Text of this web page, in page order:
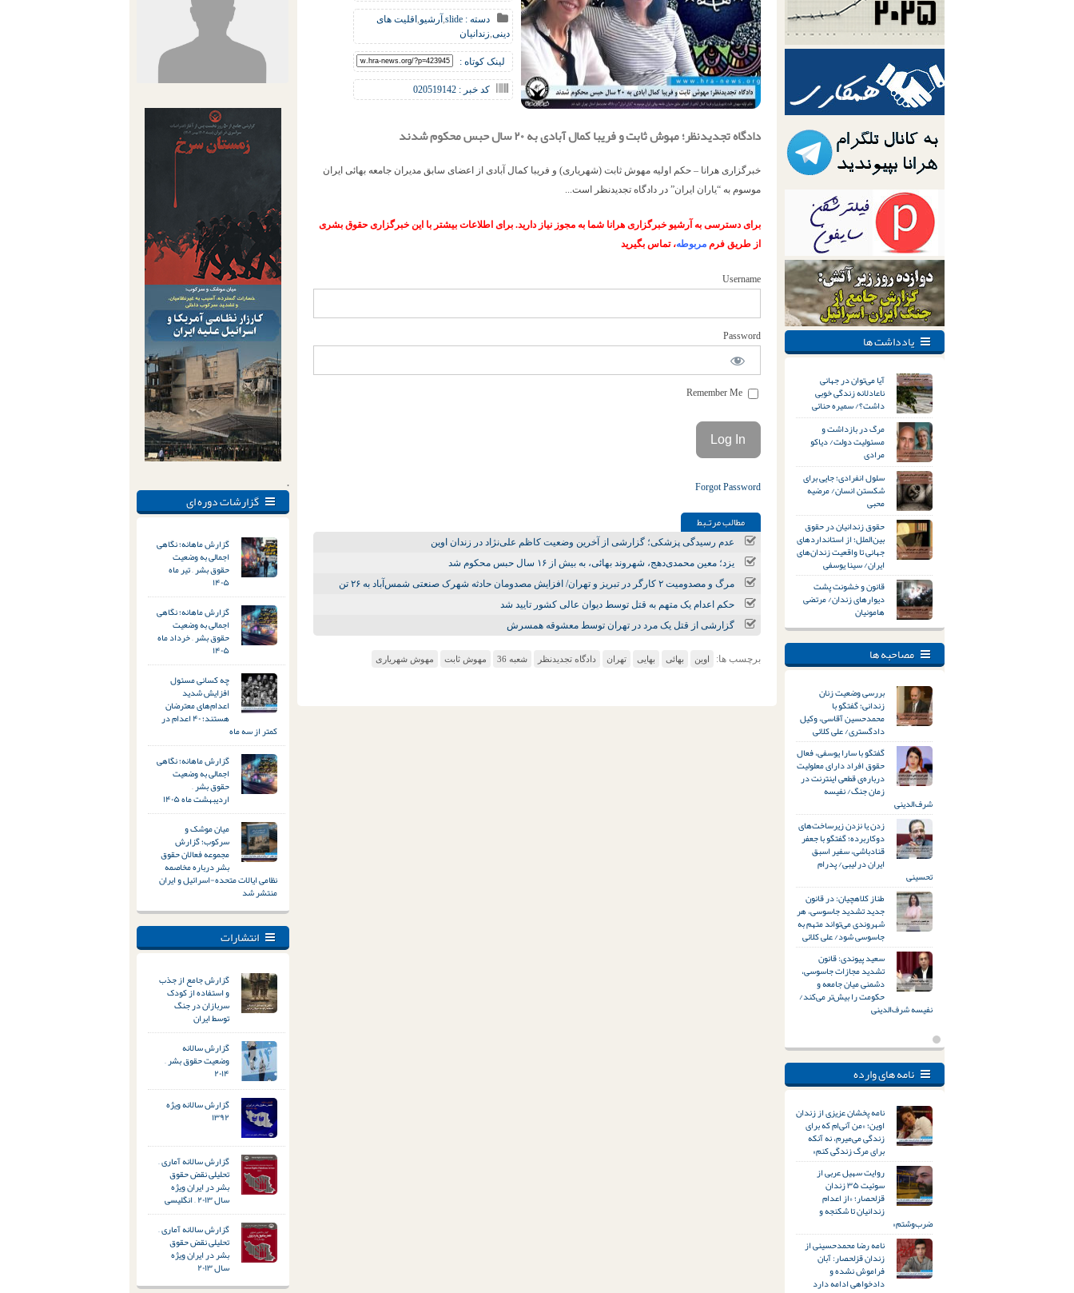
.
گزارشات دوره ای
گزارش ماهانه؛ نگاهی
اجمالی به وضعیت
حقوق بشر – تیر ماه
۱۴۰۵
گزارش ماهانه؛ نگاهی
اجمالی به وضعیت
حقوق بشر – خرداد ماه
۱۴۰۵
چه کسانی مسئول
افزایش شدید
اعدام‌های معترضان
هستند؛ ۴۰ اعدام در
کمتر از سه ماه
گزارش ماهانه؛ نگاهی
اجمالی به وضعیت
حقوق بشر –
اردیبهشت ماه ۱۴۰۵
میان موشک و
سرکوب؛ گزارش
مجموعه فعالان حقوق
بشر درباره مخاصمه
نظامی ایالات متحده-اسرائیل و ایران
منتشر شد
انتشارات
گزارش جامع از جذب
و استفاده از کودک
سربازان در جنگ
توسط ایران
گزارش سالانه
وضعیت حقوق بشر –
۲۰۱۴
گزارش سالانه ویژه
۱۳۹۲
گزارش سالانه آماری –
تحلیلی نقض حقوق
بشر در ایران ویژه
سال ۲۰۱۳ – انگلیسی
گزارش سالانه آماری –
تحلیلی نقض حقوق
بشر در ایران ویژه
سال ۲۰۱۳
دسته : slide
,آرشیو,اقلیت های
دینی,زندانیان
لینک کوتاه :
کد خبر : 020519142
دادگاه تجدیدنظر؛ مهوش ثابت و فریبا کمال آبادی به ۲۰ سال حبس محکوم شدند
خبرگزاری هرانا – حکم اولیه مهوش ثابت (شهریاری) و فریبا کمال آبادی از اعضای سابق مدیران جامعه بهائی ایران
موسوم به “یاران ایران” در دادگاه تجدیدنظر است...
برای دسترسی به آرشیو خبرگزاری هرانا شما به مجوز نیاز دارید. برای اطلاعات بیشتر با این خبرگزاری حقوق بشری
از طریق فرم مربوطه، تماس بگیرید
Username
Password
Forgot Password
مطالب مرتـبط
عدم رسیدگی پزشکی؛ گزارشی از آخرین وضعیت کاظم علی‌نژاد در زندان اوین
یزد؛ معین محمدی‌دهج، شهروند بهائی، به بیش از ۱۶ سال حبس محکوم شد
مرگ و مصدومیت ۲ کارگر در تبریز و تهران/ افزایش مصدومان حادثه شهرک صنعتی شمس‌آباد به ۲۶ تن
حکم اعدام یک متهم به قتل توسط دیوان عالی کشور تایید شد
گزارشی از قتل یک مرد در تهران توسط معشوقه همسرش
برچسب ها: اوین بهائی بهایی تهران دادگاه تجدیدنظر شعبه 36 مهوش ثابت مهوش شهریاری
یادداشت ها
آیا می‌توان در جهانی
ناعادلانه زندگی خوبی
داشت؟/ سمیره حنائی
مرگ در بازداشت و
مسئولیت دولت/ دیاکو
مرادی
سلول انفرادی؛ جایی برای
شکستن انسان/ مرضیه
محبی
حقوق زندانیان در حقوق
بین‌الملل؛ از استانداردهای
جهانی تا واقعیت زندان‌های
ایران/ سینا یوسفی
قانون و خشونت پشت
دیوارهای زندان/ مرتضی
هامونیان
مصاحبه ها
بررسی وضعیت زنان
زندانی؛ گفتگو با
محمدحسین آقاسی، وکیل
دادگستری/ علی کلائی
گفتگو با سارا یوسفی، فعال
حقوق افراد دارای معلولیت
درباره‌ی قطعی اینترنت در
زمان جنگ/ نفیسه
شرف‌الدینی
زدن یا نزدن زیرساخت‌های
دوکاربرده؛ گفتگو با جعفر
قنادباشی، سفیر اسبق
ایران در لیبی/ پدرام
تحسینی
طناز کلاهچیان: در قانون
جدید تشدید جاسوسی، هر
شهروندی می‌تواند متهم به
جاسوسی شود/ علی کلائی
سعید پیوندی: قانون
تشدید مجازات جاسوسی،
دشمنی میان جامعه و
حکومت را بیش‌تر می‌کند/
نفیسه شرف‌الدینی
نامه های وارده
نامه پخشان عزیزی از زندان
اوین؛ «من آنی‌ام که برای
زندگی می‌میرم، نه آنکه
برای مرگ زندگی کنم»
روایت سهیل عربی از
سوئیت ۳۵ زندان
قزلحصار؛ «از اعدام
زندانیان تا شکنجه و
ضرب‌وشتم»
نامه رضا محمدحسینی از
زندان قزلحصار: آبان
فراموش نشده و
دادخواهی ادامه دارد